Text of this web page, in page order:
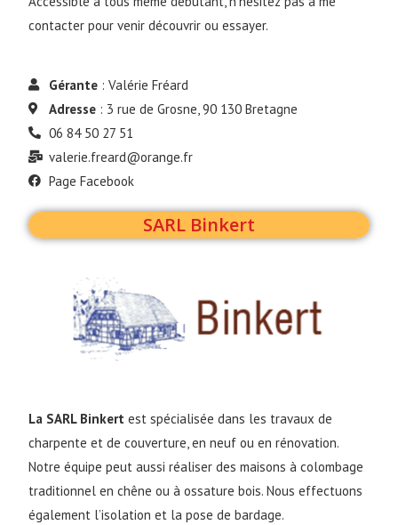
contacter pour venir découvrir ou essayer.
Gérante : Valérie Fréard
Adresse : 3 rue de Grosne, 90 130 Bretagne
06 84 50 27 51
valerie.freard@orange.fr
Page Facebook
SARL Binkert
La SARL Binkert est spécialisée dans les travaux de
charpente et de couverture, en neuf ou en rénovation.
Notre équipe peut aussi réaliser des maisons à colombage
traditionnel en chêne ou à ossature bois. Nous effectuons
également l’isolation et la pose de bardage.